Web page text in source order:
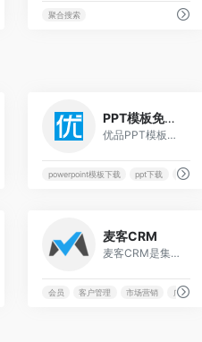
聚合搜索
PPT模板免费下载
优品PPT模板网是一家专注于分享高质量的免费PPT模板下载网站，包括图表、背景图片、素材、教程等各类PPT模板相关资源。致力于打造国内最大最权威的PPT下载一站式服务平台。
powerpoint模板下载 ppt下载 ppt主题
UML作图
麦客CRM
麦客CRM是集在线表单问卷制作、信息收集与数据分析、客户关系管理、邮件短信群发于一体的企业数字化运营平台。帮助企业客户搭建人员管理/会员分销/网上商城/预约平台等专属系统，轻松完成自动获客、用户调查、数据分析、服务运营、市场营销和效益增长。适用于报名/登记/签约/售票/抽奖等海量业务场景，助力用户成功。
会员 客户管理 市场营销 广告投放